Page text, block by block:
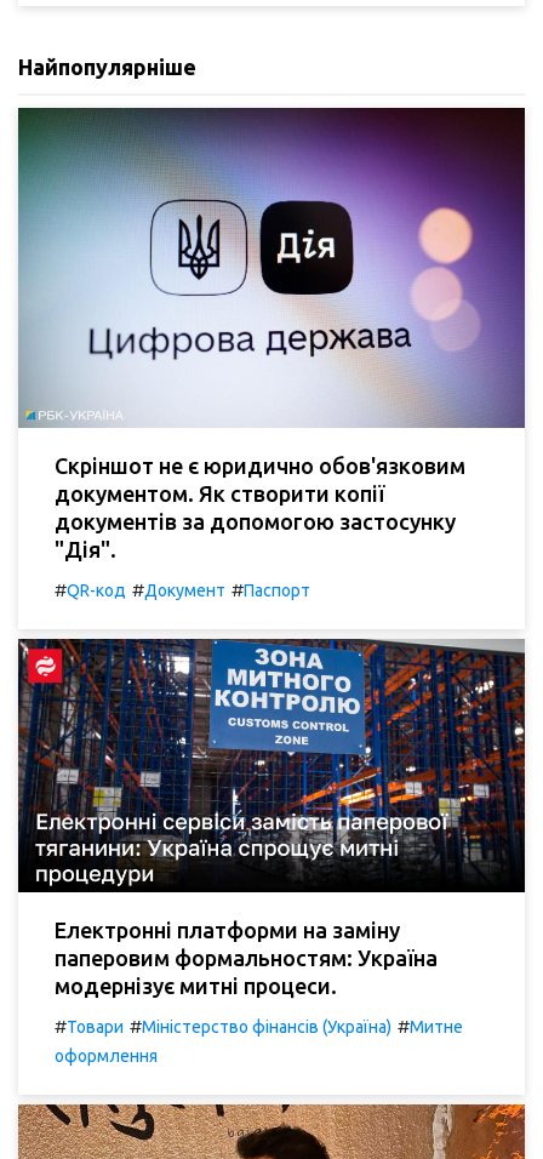
Найпопулярніше
Скріншот не є юридично обов'язковим
документом. Як створити копії
документів за допомогою застосунку
"Дія".
#QR-код #Документ #Паспорт
Електронні платформи на заміну
паперовим формальностям: Україна
модернізує митні процеси.
#Товари #Міністерство фінансів (Україна) #Митне
оформлення